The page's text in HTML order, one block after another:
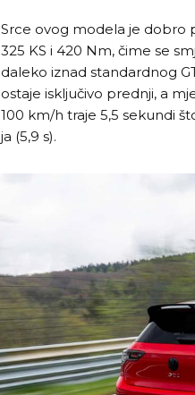
Srce ovog modela je dobro
325 KS i 420 Nm, čime se
daleko iznad standardnog
ostaje isključivo prednji, a
100 km/h traje 5,5 sekundi
ja (5,9 s).